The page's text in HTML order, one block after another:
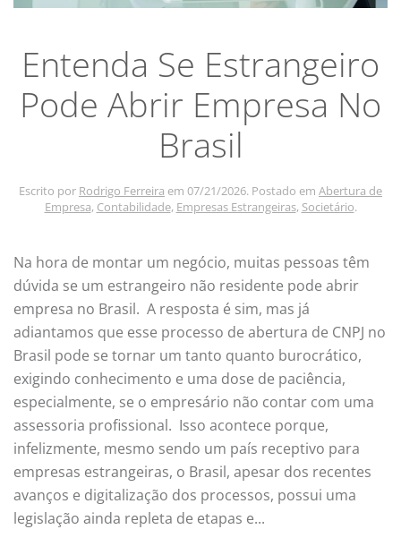
Entenda Se Estrangeiro
Pode Abrir Empresa No
Brasil
Escrito por Rodrigo Ferreira em 07/21/2026. Postado em Abertura de
Empresa, Contabilidade, Empresas Estrangeiras, Societário.
Na hora de montar um negócio, muitas pessoas têm
dúvida se um estrangeiro não residente pode abrir
empresa no Brasil. A resposta é sim, mas já
adiantamos que esse processo de abertura de CNPJ no
Brasil pode se tornar um tanto quanto burocrático,
exigindo conhecimento e uma dose de paciência,
especialmente, se o empresário não contar com uma
assessoria profissional. Isso acontece porque,
infelizmente, mesmo sendo um país receptivo para
empresas estrangeiras, o Brasil, apesar dos recentes
avanços e digitalização dos processos, possui uma
legislação ainda repleta de etapas e...